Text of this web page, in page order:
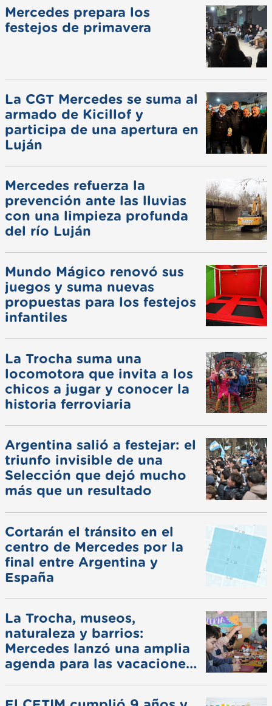
Mercedes prepara los
festejos de primavera
La CGT Mercedes se suma al
armado de Kicillof y
participa de una apertura en
Luján
Mercedes refuerza la
prevención ante las lluvias
con una limpieza profunda
del río Luján
Mundo Mágico renovó sus
juegos y suma nuevas
propuestas para los festejos
infantiles
La Trocha suma una
locomotora que invita a los
chicos a jugar y conocer la
historia ferroviaria
Argentina salió a festejar: el
triunfo invisible de una
Selección que dejó mucho
más que un resultado
Cortarán el tránsito en el
centro de Mercedes por la
final entre Argentina y
España
La Trocha, museos,
naturaleza y barrios:
Mercedes lanzó una amplia
agenda para las vacaciones